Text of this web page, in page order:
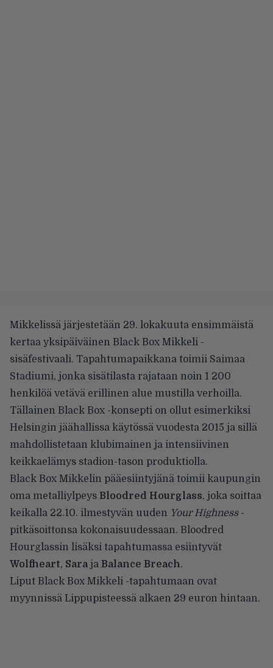
Mikkelissä järjestetään 29. lokakuuta ensimmäistä
kertaa yksipäiväinen Black Box Mikkeli -
sisäfestivaali. Tapahtumapaikkana toimii Saimaa
Stadiumi, jonka sisätilasta rajataan noin 1 200
henkilöä vetävä erillinen alue mustilla verhoilla.
Tällainen Black Box -konsepti on ollut esimerkiksi
Helsingin jäähallissa käytössä vuodesta 2015 ja sillä
mahdollistetaan klubimainen ja intensiivinen
keikkaelämys stadion-tason produktiolla.
Black Box Mikkelin pääesiintyjänä toimii kaupungin
oma metalliylpeys Bloodred Hourglass, joka soittaa
keikalla 22.10. ilmestyvän uuden Your Highness-
pitkäsoittonsa kokonaisuudessaan. Bloodred
Hourglassin lisäksi tapahtumassa esiintyvät
Wolfheart, Saraja Balance Breach.
Liput Black Box Mikkeli -tapahtumaan ovat
myynnissä Lippupisteessä alkaen 29 euron hintaan.